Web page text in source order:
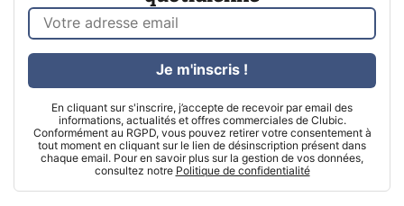
En cliquant sur s'inscrire, j’accepte de recevoir par email des
informations, actualités et offres commerciales de Clubic.
Conformément au RGPD, vous pouvez retirer votre consentement à
tout moment en cliquant sur le lien de désinscription présent dans
chaque email. Pour en savoir plus sur la gestion de vos données,
consultez notre Politique de confidentialité
Je m'inscris !